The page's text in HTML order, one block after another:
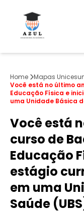
Home
Mapas
Você está no último
Educação Física e
uma Unidade Básica
Você está
curso de
Educação
estágio
em uma
Saúde